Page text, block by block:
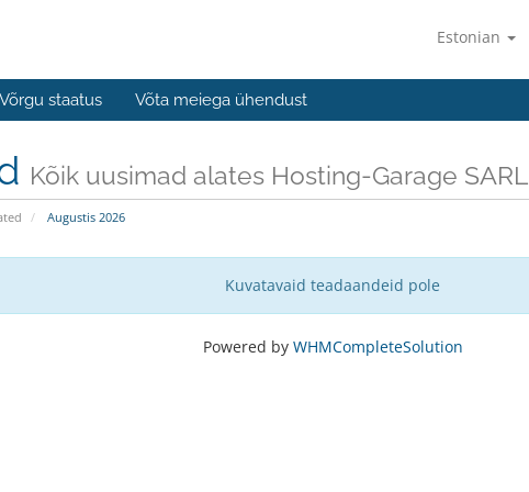
Estonian
Võrgu staatus Võta meiega ühendust
Kõik uusimad alates Hosting-Garage SARL
Augustis 2026
Kuvatavaid teadaandeid pole
Powered by WHMCompleteSolution